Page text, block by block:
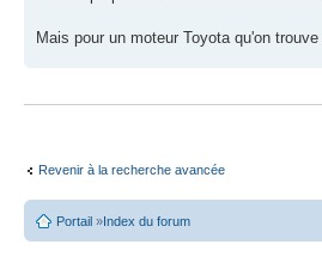
Mais pour un moteur Toyota qu'on
Revenir à la recherche avancée
Portail »Index du forum